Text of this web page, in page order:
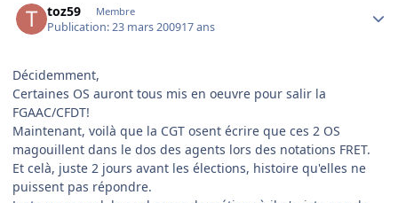
toz59 Membre
Publication:23 mars 200917 ans
Décidemment,
Certaines OS auront tous mis en oeuvre pour salir la
FGAAC/CFDT!
Maintenant, voilà que la CGT osent écrire que ces 2 OS
magouillent dans le dos des agents lors des notations FRET.
Et celà, juste 2 jours avant les élections, histoire qu'elles ne
puissent pas répondre.